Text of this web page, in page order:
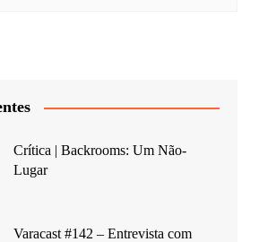
Crítica | Backrooms: Um Não-
Lugar
Varacast #142 – Entrevista com